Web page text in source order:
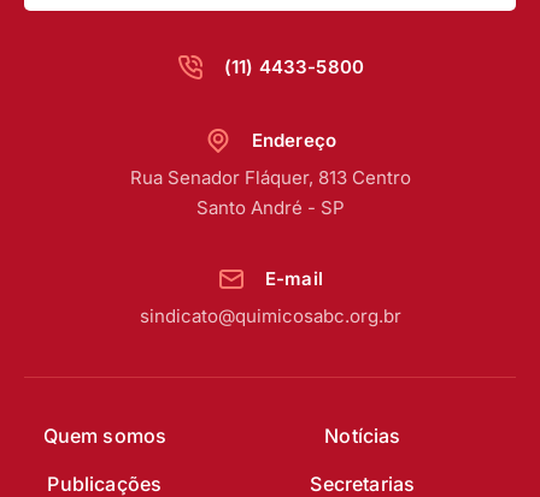
(11) 4433-5800
Quem somos
Notícias
Publicações
Secretarias
Endereço
Rua Senador Fláquer, 813 Centro
Santo André - SP
E-mail
sindicato@quimicosabc.org.br